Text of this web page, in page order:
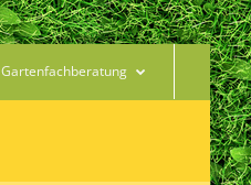
Gartenfachberatung